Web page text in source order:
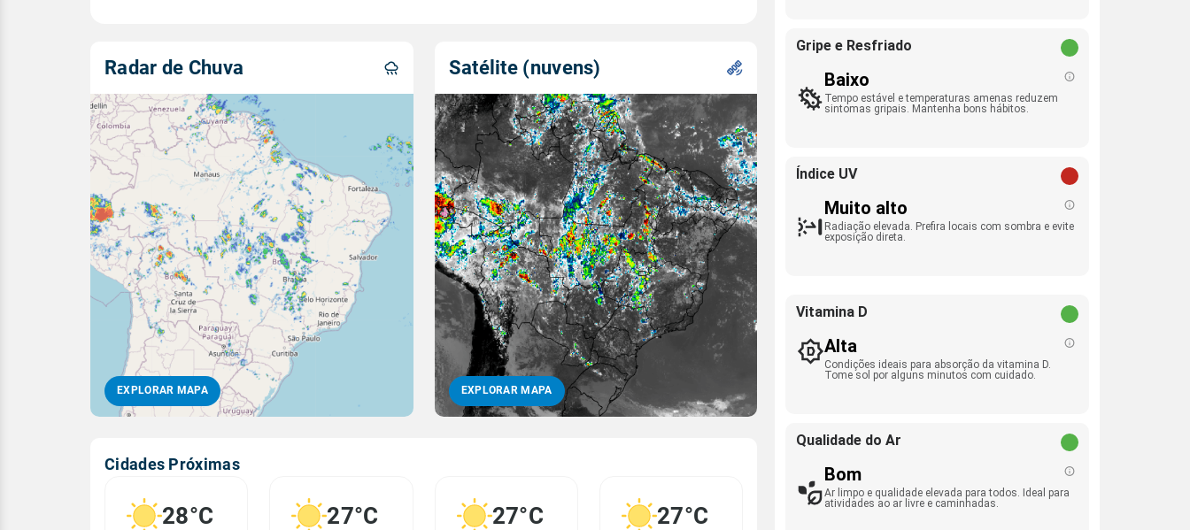
Radar de Chuva
EXPLORAR MAPA
Satélite (nuvens)
EXPLORAR MAPA
Cidades Próximas
28°C 27°C 27°C 27°C
Gripe e Resfriado
Baixo
Tempo estável e temperaturas amenas reduzem
sintomas gripais. Mantenha bons hábitos.
Índice UV
Muito alto
Radiação elevada. Prefira locais com sombra e evite
exposição direta.
Vitamina D
Alta
Condições ideais para absorção da vitamina D.
Tome sol por alguns minutos com cuidado.
Qualidade do Ar
Bom
Ar limpo e qualidade elevada para todos. Ideal para
atividades ao ar livre e caminhadas.